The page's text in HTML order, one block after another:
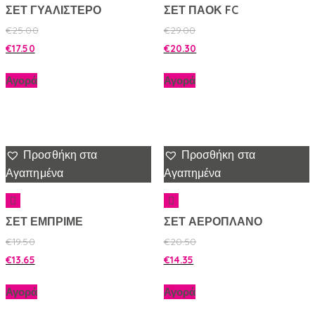
ΣΕΤ ΓΥΑΛΙΣΤΕΡΟ
€25.00
€17.50
Αγορά
ΣΕΤ ΠΑΟΚ FC
€29.00
€20.30
Αγορά
Προσθήκη στα
Αγαπημένα
ΣΕΤ ΕΜΠΡΙΜΕ
€19.50
€13.65
Αγορά
Προσθήκη στα
Αγαπημένα
ΣΕΤ ΑΕΡΟΠΛΑΝΟ
€20.50
€14.35
Αγορά